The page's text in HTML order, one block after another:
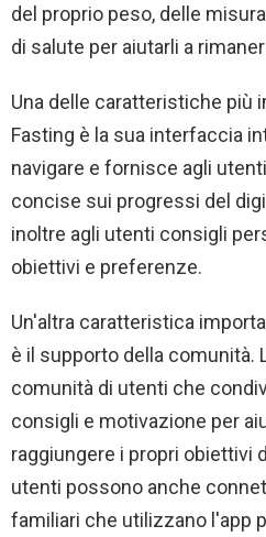
del proprio peso, delle
di salute per aiutarli a
Una delle caratteristiche più
Fasting è la sua interfaccia
navigare e fornisce agli
concise sui progressi del
inoltre agli utenti consigli
obiettivi e preferenze.
Un'altra caratteristica
è il supporto della comunità.
comunità di utenti che
consigli e motivazione per
raggiungere i propri obiettivi
utenti possono anche
familiari che utilizzano l'app